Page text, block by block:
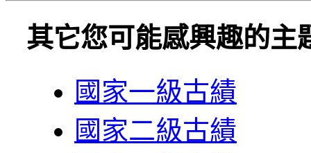
其它您可能感興趣的主
國家一級古績
國家二級古績